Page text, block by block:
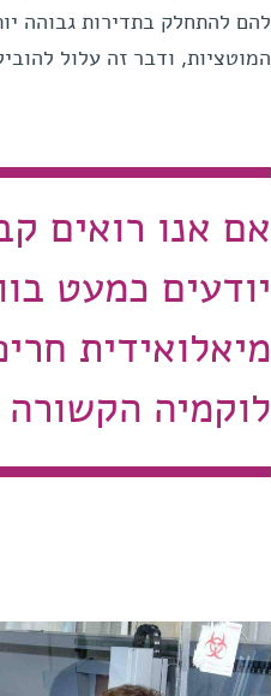
להם להתחלק בתדירות גבוהה
המוטציות, ודבר זה עלול
אם אנו רואים
יודעים כמעט
לוקמיה הקשורה